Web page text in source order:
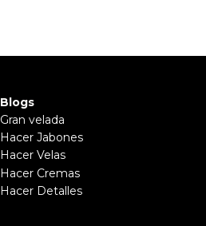
Blogs
Gran velada
Hacer Jabones
Hacer Velas
Hacer Cremas
Hacer Detalles